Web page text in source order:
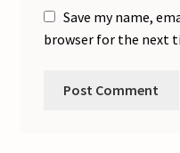
Save my name,
browser for the next